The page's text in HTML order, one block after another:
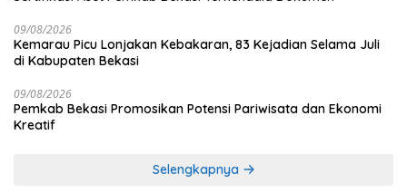
09/08/2026
Kemarau Picu Lonjakan Kebakaran, 83 Kejadian Selama Juli
di Kabupaten Bekasi
09/08/2026
Pemkab Bekasi Promosikan Potensi Pariwisata dan Ekonomi
Kreatif
Selengkapnya